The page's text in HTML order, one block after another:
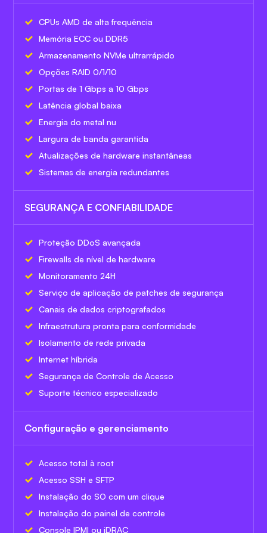
CPUs AMD de alta frequência
Memória ECC ou DDR5
Armazenamento NVMe ultrarrápido
Opções RAID 0/1/10
Portas de 1 Gbps a 10 Gbps
Latência global baixa
Energia do metal nu
Largura de banda garantida
Atualizações de hardware instantâneas
Sistemas de energia redundantes
SEGURANÇA E CONFIABILIDADE
Proteção DDoS avançada
Firewalls de nível de hardware
Monitoramento 24H
Serviço de aplicação de patches de segurança
Canais de dados criptografados
Infraestrutura pronta para conformidade
Isolamento de rede privada
Internet híbrida
Segurança de Controle de Acesso
Suporte técnico especializado
Configuração e gerenciamento
Acesso total à root
Acesso SSH e SFTP
Instalação do SO com um clique
Instalação do painel de controle
Console IPMI ou iDRAC